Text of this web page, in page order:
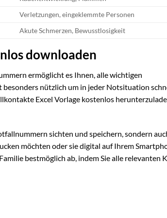
Verletzungen, eingeklemmte Personen
Akute Schmerzen, Bewusstlosigkeit
downloaden
ermöglicht es Ihnen, alle wichtigen
nützlich um in jeder Notsituation
Excel Vorlage kostenlos
sichten und speichern, sondern
möchten oder sie digital auf Ihrem
bestmöglich ab, indem Sie alle relevanten